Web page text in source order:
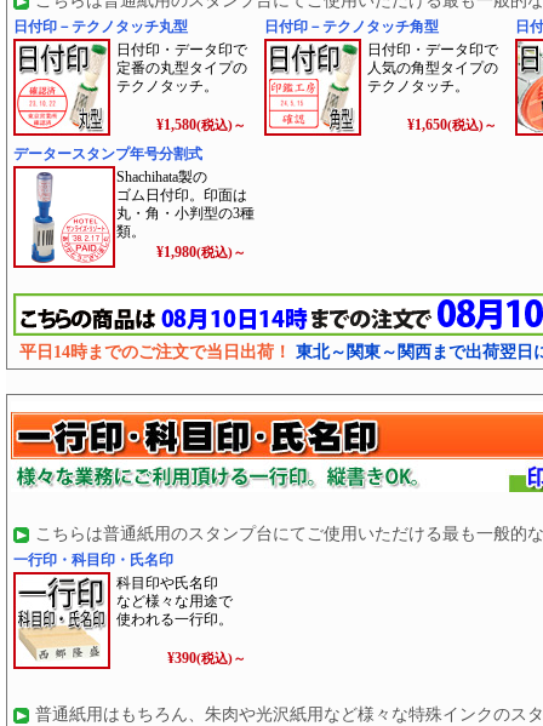
日付印－テクノタッチ丸型
日付印・データ印で
定番の丸型タイプの
テクノタッチ。
¥1,580(税込)～
日付印－テクノタッチ角型
日付印・データ印で
人気の角型タイプの
テクノタッチ。
¥1,650(税込)～
日
データースタンプ年号分割式
Shachihata製の
ゴム日付印。印面は
丸・角・小判型の3種
類。
¥1,980(税込)～
平日14時までのご注文で当日出荷！ 東北～関東～関西まで出荷翌日
こちらは普通紙用のスタンプ台にてご使用いただける最も一般的な
一行印・科目印・氏名印
科目印や氏名印
など様々な用途で
使われる一行印。
¥390(税込)～
普通紙用はもちろん、朱肉や光沢紙用など様々な特殊インクのス